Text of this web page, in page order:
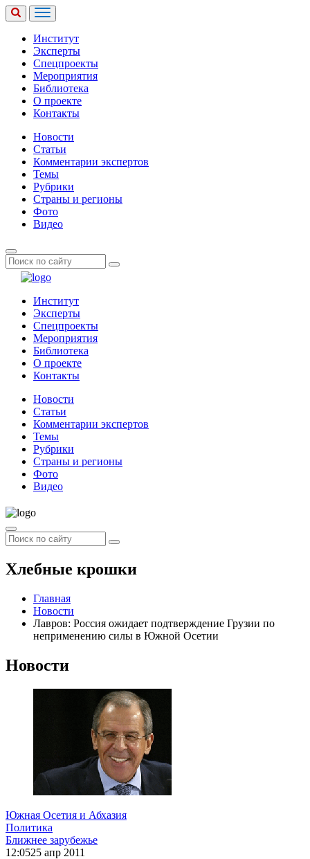
Институт
Эксперты
Спецпроекты
Мероприятия
Библиотека
О проекте
Контакты
Новости
Статьи
Комментарии экспертов
Темы
Рубрики
Страны и регионы
Фото
Видео
Институт
Эксперты
Спецпроекты
Мероприятия
Библиотека
О проекте
Контакты
Новости
Статьи
Комментарии экспертов
Темы
Рубрики
Страны и регионы
Фото
Видео
Хлебные крошки
Главная
Новости
Лавров: Россия ожидает подтверждение Грузии по
неприменению силы в Южной Осетии
Новости
Южная Осетия и Абхазия
Политика
Ближнее зарубежье
12:0525 апр 2011